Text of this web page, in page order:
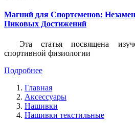
Магний для Спортсменов:
Пиковых Достижений
Эта статья посвящена
спортивной физиологии
Подробнее
Главная
Аксессуары
Нашивки
Нашивки текстильные